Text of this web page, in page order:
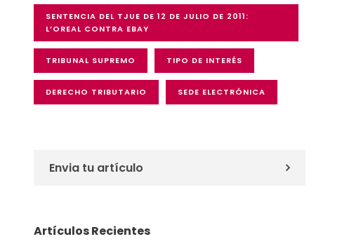
SENTENCIA DEL TJUE DE 12 DE JULIO DE 2011:
L’OREAL CONTRA EBAY
TRIBUNAL SUPREMO TIPO DE INTERÉS
DERECHO TRIBUTARIO SEDE ELECTRÓNICA
Envia tu artículo
Artículos Recientes